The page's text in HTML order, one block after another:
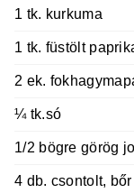
1 tk. kurkuma
1 tk. füstölt
2 ek.
¼ tk.só
1/2 bögre görög
4 db. csontolt,